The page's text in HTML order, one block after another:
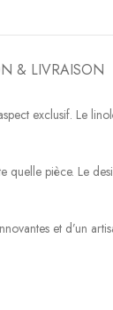
& LIVRAISON
exclusif. Le
quelle pièce. Le
et d’un